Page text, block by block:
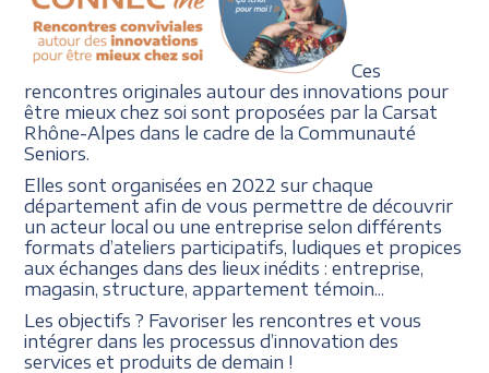
Ces
rencontres originales autour des innovations pour
être mieux chez soi sont proposées par la Carsat
Rhône-Alpes dans le cadre de la Communauté
Seniors.
Elles sont organisées en 2022 sur chaque
département afin de vous permettre de découvrir
un acteur local ou une entreprise selon différents
formats d’ateliers participatifs, ludiques et propices
aux échanges dans des lieux inédits : entreprise,
magasin, structure, appartement témoin...
Les objectifs ? Favoriser les rencontres et vous
intégrer dans les processus d’innovation des
services et produits de demain !